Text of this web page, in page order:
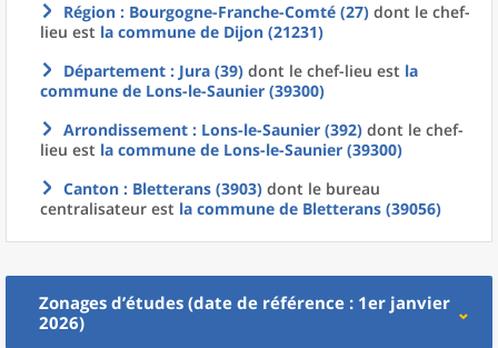
Région : Bourgogne-Franche-Comté (27) dont le chef-
lieu est la commune de Dijon (21231)
Département : Jura (39) dont le chef-lieu est la
commune de Lons-le-Saunier (39300)
Arrondissement : Lons-le-Saunier (392) dont le chef-
lieu est la commune de Lons-le-Saunier (39300)
Canton : Bletterans (3903) dont le bureau
centralisateur est la commune de Bletterans (39056)
Zonages d’études (date de référence : 1er janvier
2026)